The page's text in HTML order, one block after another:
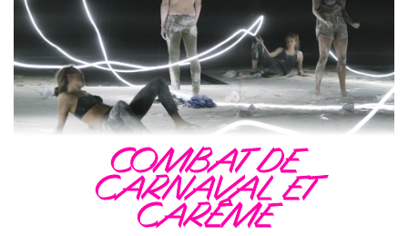
COMBAT DE
CARNAVAL ET
CARÊME